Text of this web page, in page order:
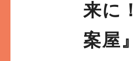
来に
案屋